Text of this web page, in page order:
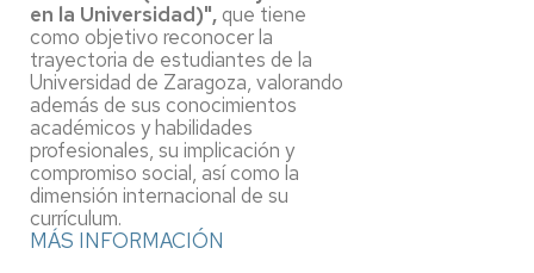
en la Universidad)",que tiene
como objetivo reconocer la
trayectoria de estudiantes de la
Universidad de Zaragoza, valorando
además de sus conocimientos
académicos y habilidades
profesionales, su implicación y
compromiso social, así como la
dimensión internacional de su
currículum.
MÁS INFORMACIÓN